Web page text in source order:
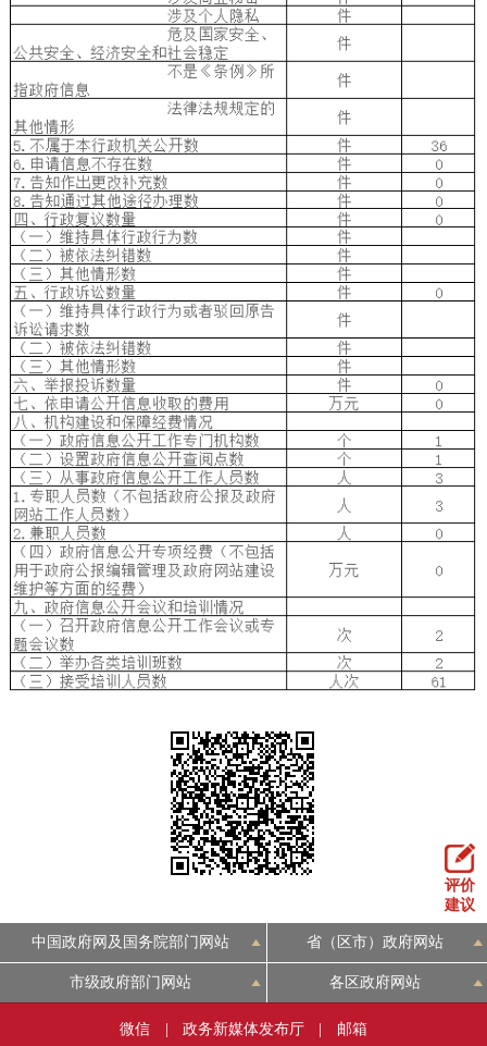
评价
建议
中国政府网及国务院部门网站 省（区市）政府网站
市级政府部门网站 各区政府网站
微信 政务新媒体发布厅 邮箱